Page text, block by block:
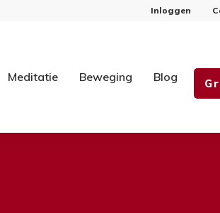
Inloggen
Meditatie Beweging Blog